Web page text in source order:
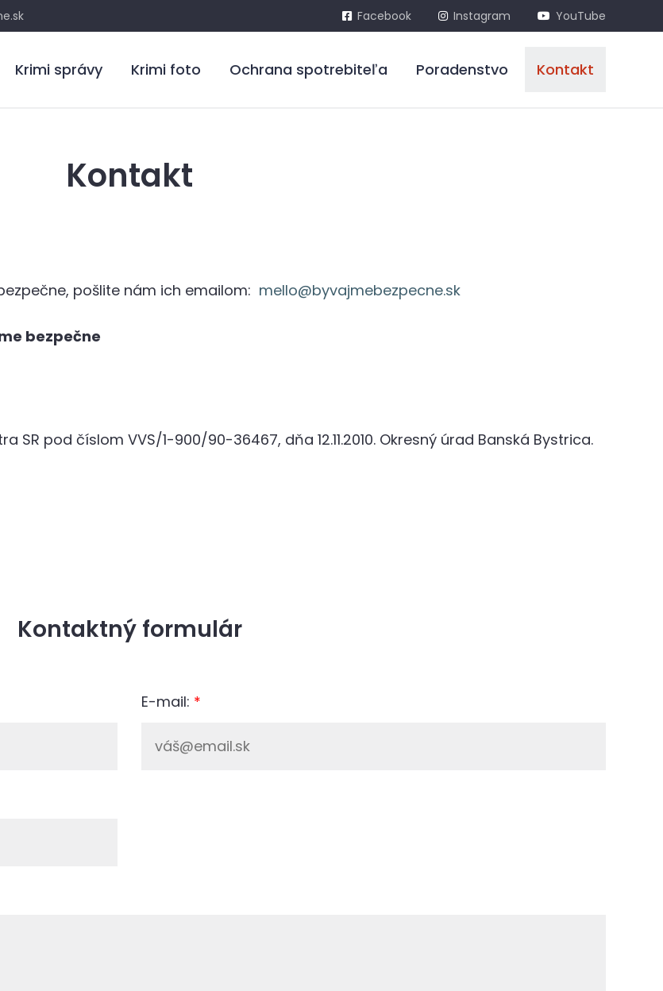
Facebook Instagram YouTube
Krimi správy Krimi foto Ochrana spotrebiteľa Poradenstvo Kontakt
Kontakt
pošlite nám ich emailom: mello@byvajmebezpecne.sk
bezpečne
pod číslom VVS/1-900/90-36467, dňa 12.11.2010. Okresný úrad Banská Bystrica.
Kontaktný formulár
E-mail: *